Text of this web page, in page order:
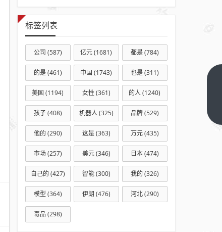
标签列表
公司 (587) 亿元(1681) 都是(784)
的是(461) 中国 (1743) 也是(311)
美国 (1194) 女性 (361) 的人(1240)
孩子(408) 机器人(325) 品牌(529)
他的 (290) 这是(363) 万元(435)
市场(257) 美元(346) 日本(474)
自己的 (427) 智能(300) 我的 (326)
模型 (364) 伊朗 (476) 河北(290)
毒品 (298)